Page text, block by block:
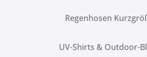
Regenhosen
UV-Shirts & Outdoor-